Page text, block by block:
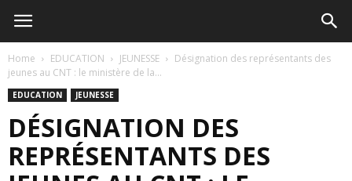
Home EDUCATION JEUNESSE
Désignation des représentants des
jeunes au CNT : le ministère de la...
EDUCATION JEUNESSE
DÉSIGNATION DES
REPRÉSENTANTS DES